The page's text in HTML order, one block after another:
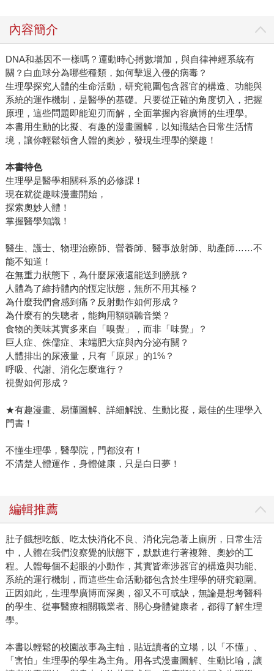
內容簡介
DNA和基因不一樣嗎？運動時心搏數增加，與自律神經系統有
關？白血球分為哪些種類，如何擊退入侵的病毒？
生理學探究人體的生命活動，研究範圍包含器官的構造、功能與
系統的運作機制，是醫學的基礎。只要從正確的角度切入，把握
原理，這些問題即能迎刃而解，全面掌握內容廣博的生理學。
本書用生動的比擬、有趣的漫畫圖解，以知識結合日常生活情
境，讓你輕鬆領會人體的奧妙，發現生理學的樂趣！
本書特色
生理學是醫學相關科系的必修課！
現在就從趣味漫畫開始，
探索奧妙人體！
掌握醫學知識！
醫生、護士、物理治療師、營養師、醫事放射師、助產師……不
能不知道！
在無重力狀態下，為什麼尿液還能送到膀胱？
人體為了維持體內的恆定狀態，無所不用其極？
為什麼我們會感到痛？反射動作如何形成？
為什麼有的失聰者，能夠用額頭聽音樂？
食物的美味其實多來自「嗅覺」，而非「味覺」？
巨人症、侏儒症、末端肥大症與內分泌有關？
人體排出的尿液量，只有「原尿」的1%？
呼吸、代謝、消化怎麼進行？
視覺如何形成？
★有趣漫畫、易懂圖解、詳細解說、生動比擬，最佳的生理學入
門書！
不懂生理學，醫學院，門都沒有！
不清楚人體運作，身體健康，只是白日夢！
編輯推薦
肚子餓想吃飯、吃太快消化不良、消化完急著上廁所，日常生活
中，人體在我們沒察覺的狀態下，默默進行著複雜、奧妙的工
程。人體每個不起眼的小動作，其實皆牽涉器官的構造與功能、
系統的運行機制，而這些生命活動都包含於生理學的研究範圍。
正因如此，生理學廣博而深奧，卻又不可或缺，無論是想考醫科
的學生、從事醫療相關職業者、關心身體健康者，都得了解生理
學。
本書以輕鬆的校園故事為主軸，貼近讀者的立場，以「不懂」、
「害怕」生理學的學生為主角。用各式漫畫圖解、生動比喻，讓